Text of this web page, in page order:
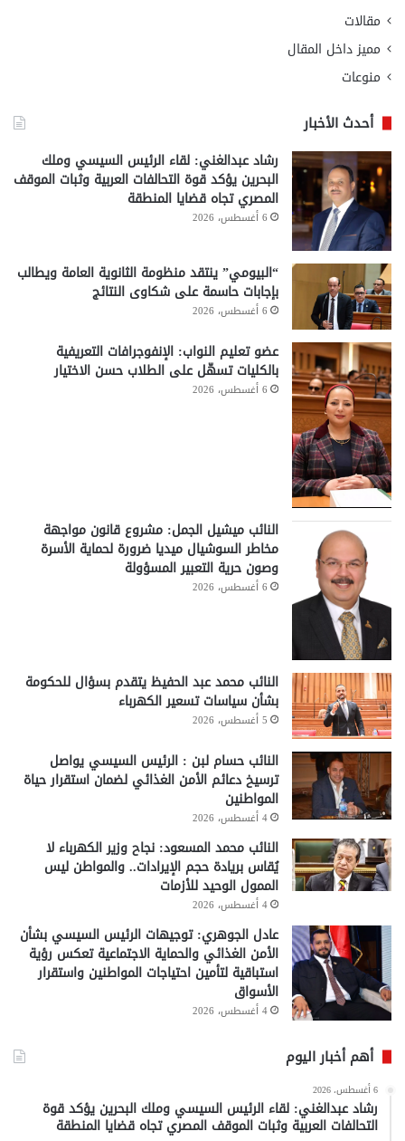
مقالات
مميز داخل المقال
منوعات
أحدث الأخبار
رشاد عبدالغني: لقاء الرئيس السيسي وملك
البحرين يؤكد قوة التحالفات العربية وثبات الموقف
المصري تجاه قضايا المنطقة
6 أغسطس، 2026
“البيومي” ينتقد منظومة الثانوية العامة ويطالب
بإجابات حاسمة على شكاوى النتائج
6 أغسطس، 2026
عضو تعليم النواب: الإنفوجرافات التعريفية
بالكليات تسهّل على الطلاب حسن الاختيار
6 أغسطس، 2026
النائب ميشيل الجمل: مشروع قانون مواجهة
مخاطر السوشيال ميديا ضرورة لحماية الأسرة
وصون حرية التعبير المسؤولة
6 أغسطس، 2026
النائب محمد عبد الحفيظ يتقدم بسؤال للحكومة
بشأن سياسات تسعير الكهرباء
5 أغسطس، 2026
النائب حسام لبن : الرئيس السيسي يواصل
ترسيخ دعائم الأمن الغذائي لضمان استقرار حياة
المواطنين
4 أغسطس، 2026
النائب محمد المسعود: نجاح وزير الكهرباء لا
يُقاس بريادة حجم الإيرادات.. والمواطن ليس
الممول الوحيد للأزمات
4 أغسطس، 2026
عادل الجوهري: توجيهات الرئيس السيسي بشأن
الأمن الغذائي والحماية الاجتماعية تعكس رؤية
استباقية لتأمين احتياجات المواطنين واستقرار
الأسواق
4 أغسطس، 2026
أهم أخبار اليوم
6 أغسطس، 2026
رشاد عبدالغني: لقاء الرئيس السيسي وملك البحرين يؤكد قوة
التحالفات العربية وثبات الموقف المصري تجاه قضايا المنطقة